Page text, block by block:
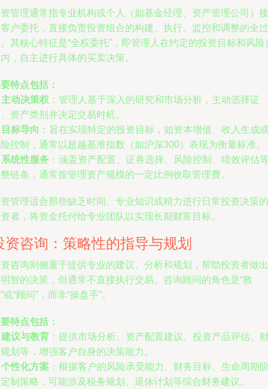
管理通常指专业机构或个人（如基金经理、资产管理公司）接
户委托，直接负责投资组合的构建、执行、监控和调整的全过
其核心特征是“全权委托”，即管理人在约定的投资目标和风险
，自主进行具体的买卖决策。
特点包括：
主动决策权 ：管理人基于深入的研究和市场分析，主动选择证
资产类别并决定交易时机。
目标导向 ：旨在实现特定的投资目标，如资本增值、收入生成
控制，通常以超越基准指数（如沪深300）表现为衡量标准。
系统性服务 ：涵盖资产配置、证券选择、风险控制、绩效评估
链条，通常按管理资产规模的一定比例收取管理费。
管理适合那些缺乏时间、专业知识或精力进行日常投资决策的
者，将资金托付给专业团队以实现长期财富目标。
资咨询：策略性的指导与规划
咨询则侧重于提供专业的建议、分析和规划，帮助投资者做出
智的决策，但通常不直接执行交易。咨询顾问的角色是“教
或“顾问”，而非“操盘手”。
特点包括：
建议与教育 ：提供市场分析、资产配置建议、投资产品评估、
划等，增强客户自身的决策能力。
个性化方案 ：根据客户的风险承受能力、财务目标、生命周期
制策略，可能涉及税务规划、退休计划等综合财务建议。